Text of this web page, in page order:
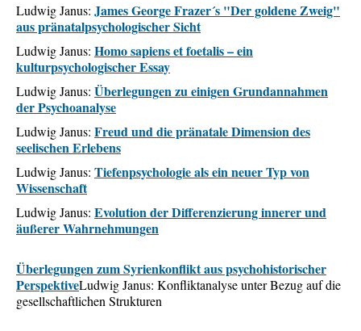
Ludwig Janus: James George Frazer´s "Der goldene Zweig"
aus pränatalpsychologischer Sicht
Ludwig Janus: Homo sapiens et foetalis – ein
kulturpsychologischer Essay
Ludwig Janus: Überlegungen zu einigen Grundannahmen
der Psychoanalyse
Ludwig Janus: Freud und die pränatale Dimension des
seelischen Erlebens
Ludwig Janus: Tiefenpsychologie als ein neuer Typ von
Wissenschaft
Ludwig Janus: Evolution der Differenzierung innerer und
äußerer Wahrnehmungen
Überlegungen zum Syrienkonflikt aus psychohistorischer
PerspektiveLudwig Janus: Konfliktanalyse unter Bezug auf die
gesellschaftlichen Strukturen